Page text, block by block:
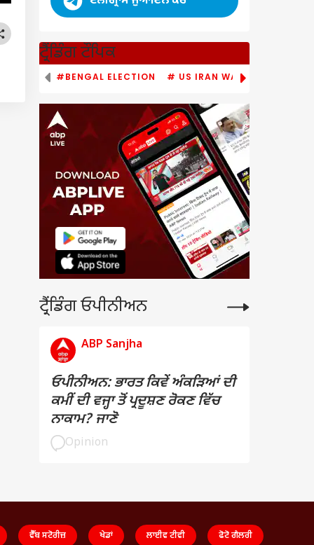
ਟ੍ਰੈਂਡਿੰਗ ਟੌਪਿਕ
#BENGAL ELECTION # US IRAN WAR
ਟ੍ਰੈਂਡਿੰਗ ਓਪੀਨੀਅਨ
ABP Sanjha
ਓਪੀਨੀਅਨ: ਭਾਰਤ ਕਿਵੇਂ ਅੰਕੜਿਆਂ ਦੀ
ਕਮੀਂ ਦੀ ਵਜ੍ਹਾ ਤੋਂ ਪ੍ਰਦੂਸ਼ਣ ਰੋਕਣ ਵਿੱਚ
ਨਾਕਾਮ? ਜਾਣੋ
Opinion
ਵੈੱਬ ਸਟੋਰੀਜ਼ ਖੇਡਾਂ ਲਾਈਵ ਟੀਵੀ ਫੋਟੋ ਗੈਲਰੀ